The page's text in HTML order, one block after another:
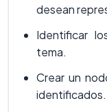
desean
Identificar
tema.
Crear un
identificados.